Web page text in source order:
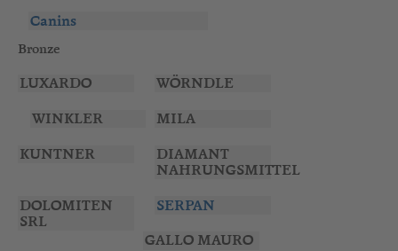
Canins
Bronze
LUXARDO
WÖRNDLE
WINKLER
MILA
KUNTNER
DIAMANT
NAHRUNGSMITTEL
DOLOMITEN
SRL
SERPAN
GALLO MAURO